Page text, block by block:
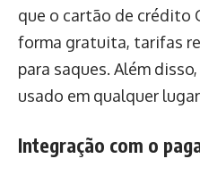
que o cartão de crédito
forma gratuita, tarifas
para saques. Além
usado em qualquer
Integração com o